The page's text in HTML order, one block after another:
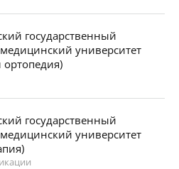
государственный
университет
ортопедия)
государственный
университет